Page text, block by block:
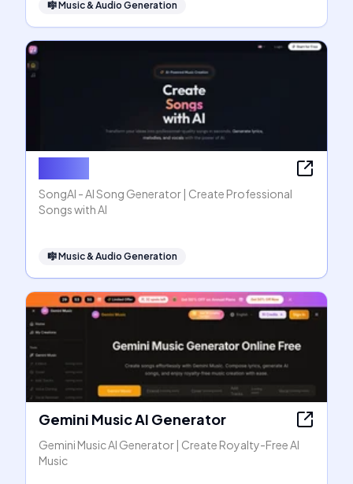
🎼Music & Audio Generation
SongAI - AI Song Generator | Create Professional
Songs with AI
🎼Music & Audio Generation
Gemini Music AI Generator
Gemini Music AI Generator | Create Royalty-Free AI
Music